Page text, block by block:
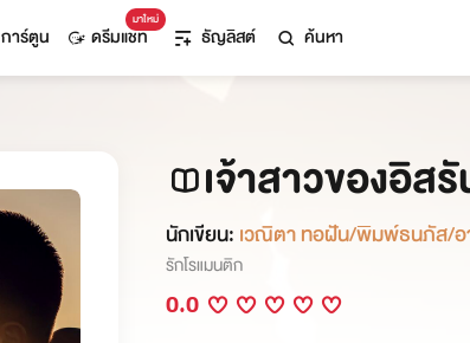
การ์ตูน
มาใหม่
ดรีมแชท ธัญลิสต์ ค้นหา
เจ้าสาวของอิส
นักเขียน: เวณิตา ทอฝัน/พิมพ์ธนภัส/อ
รักโรแมนติก
0.0